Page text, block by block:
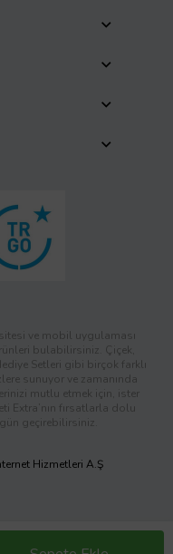
ve mobil uygulaması
bulabilirsiniz. Çiçek,
Setleri gibi birçok farklı
sunuyor ve zamanında
mutlu etmek için, ister
Extra’nın fırsatlarla dolu
geçirebilirsiniz.
Hizmetleri A.Ş